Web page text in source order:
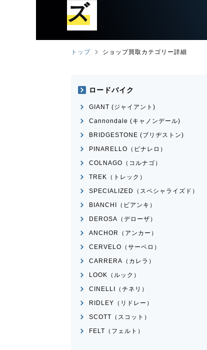
ズ
トップ ショップ買取カテゴリー詳細
ロードバイク
GIANT (ジャイアント)
Cannondale (キャノンデール)
BRIDGESTONE (ブリヂストン)
PINARELLO（ピナレロ）
COLNAGO（コルナゴ）
TREK（トレック）
SPECIALIZED（スペシャライズド）
BIANCHI（ビアンキ）
DEROSA（デローザ）
ANCHOR（アンカー）
CERVELO（サーベロ）
CARRERA（カレラ）
LOOK（ルック）
CINELLI（チネリ）
RIDLEY（リドレー）
SCOTT（スコット）
FELT（フェルト）